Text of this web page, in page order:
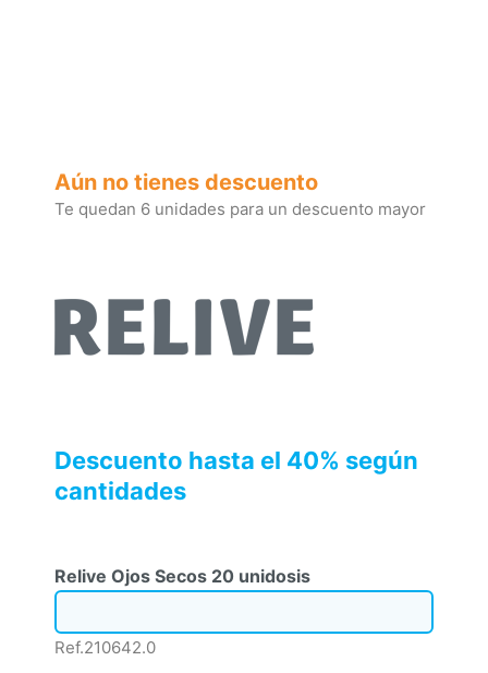
Aún no tienes descuento
Te quedan 6 unidades para un descuento mayor
Descuento hasta el 40% según
cantidades
Relive Ojos Secos 20 unidosis
Ref.210642.0